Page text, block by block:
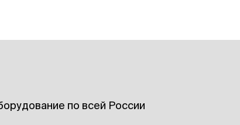
по всей России